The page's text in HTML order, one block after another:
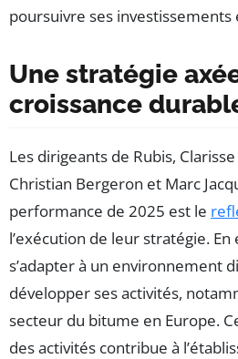
poursuivre ses investissements
Une stratégie
croissance
Les dirigeants de Rubis,
Christian Bergeron et Marc
performance de 2025 est le
l’exécution de leur stratégie. En
s’adapter à un environnement
développer ses activités,
secteur du bitume en Europe.
des activités contribue à